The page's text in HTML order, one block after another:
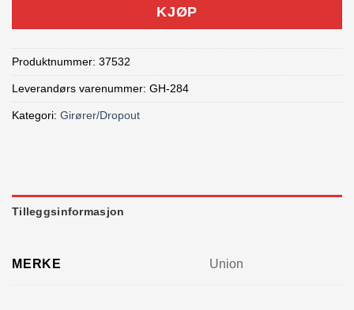
KJØP
Produktnummer: 37532
Leverandørs varenummer: GH-284
Kategori: Girører/Dropout
Tilleggsinformasjon
MERKE Union